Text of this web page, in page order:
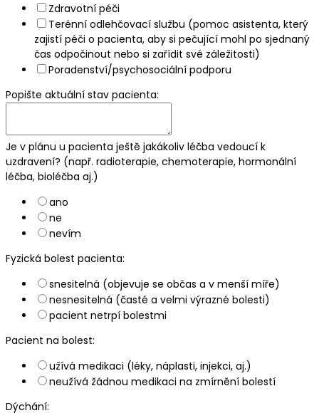
Zdravotní péči
Terénní odlehčovací službu (pomoc asistenta, který
zajistí péči o pacienta, aby si pečující mohl po sjednaný
čas odpočinout nebo si zařídit své záležitosti)
Poradenství/psychosociální podporu
Popište aktuální stav pacienta:
Je v plánu u pacienta ještě jakákoliv léčba vedoucí k
uzdravení? (např. radioterapie, chemoterapie, hormonální
léčba, bioléčba aj.)
ano
ne
nevím
Fyzická bolest pacienta:
snesitelná (objevuje se občas a v menší míře)
nesnesitelná (časté a velmi výrazné bolesti)
pacient netrpí bolestmi
Pacient na bolest:
užívá medikaci (léky, náplasti, injekci, aj.)
neužívá žádnou medikaci na zmírnění bolestí
Dýchání: